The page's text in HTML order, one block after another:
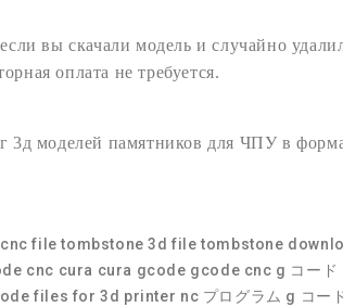
вы скачали модель и случайно
оплата не требуется.
3д моделей памятников для ЧПУ в
file tombstone 3d file tombstone
cnc cura cura gcode gcode cnc g コード
files for 3d printer nc プログラム g コー